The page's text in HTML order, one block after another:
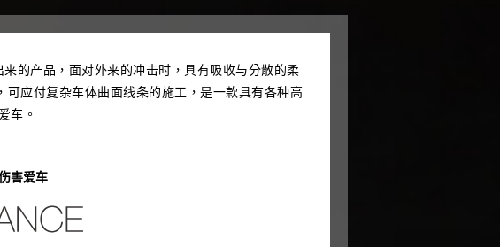
的产品，面对外来的冲击时，具有吸收与分散的柔
应付复杂车体曲面线条的施工，是一款具有各种高
车。
害爱车